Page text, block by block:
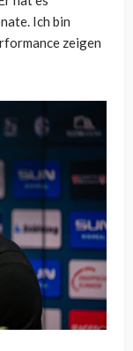
Ich bin
zeigen